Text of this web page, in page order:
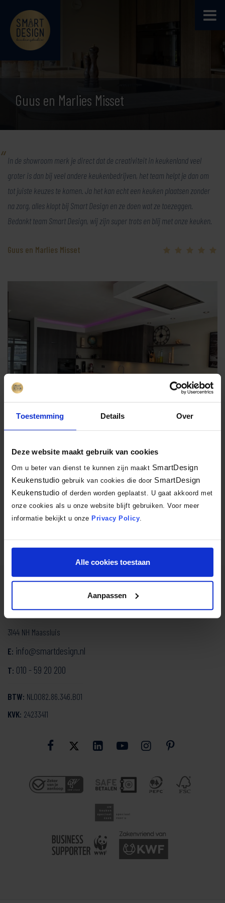
Toestemming Details Over
Deze website maakt gebruik van cookies
Om u beter van dienst te kunnen zijn maakt SmartDesign
Keukenstudio gebruik van cookies die door SmartDesign
Keukenstudio of derden worden geplaatst. U gaat akkoord met
onze cookies als u onze website blijft gebruiken. Voor meer
informatie bekijkt u onze Privacy Policy
Alle cookies toestaan
Aanpassen
Guus en Marlies Misset
In de showroom merk je direct dat de creativiteit in keukenland veel
groter is dan bij veel andere keukenbedrijven, het team helpt je dan om
tot juiste keuzes te komen. Ja het kan echt een keuken plaatsen zonder
na zorg, alles klopt bij Smart Design en ze doen wat ze toezeggen.
Bedankt team Smart Design, wij zijn super trots en blij met onze keuken.
Guus en Marlies Misset
Terug naar overzicht
Facebook
X LinkedInEmail
Mozartlaan 334
3144 NH Maassluis
E: info@smartdesign.nl
T: 010 - 59 20 200
BTW: NL0082.86.346.B01
KVK: 24233411